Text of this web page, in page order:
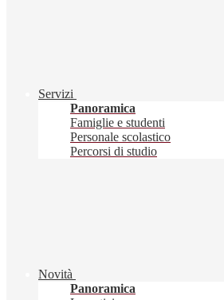
Servizi
Panoramica
Famiglie e studenti
Personale scolastico
Percorsi di studio
Novità
Panoramica